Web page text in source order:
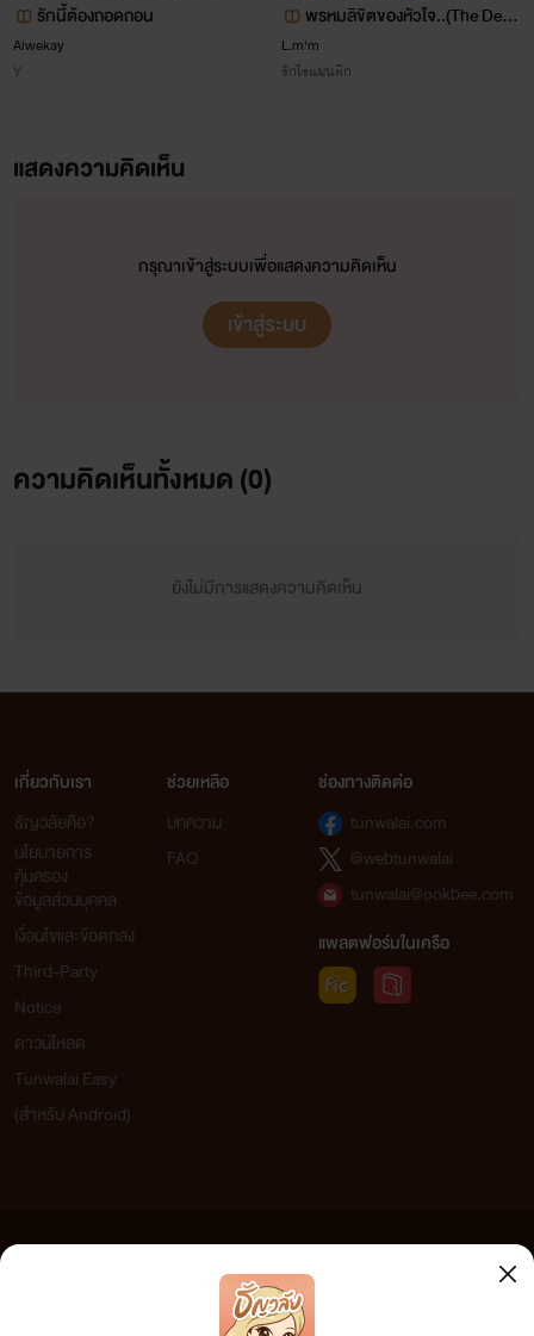
รักนี้ต้องถอดถอน
Aiwekay
Y
พรหมลิขิตของหัวใจ..(The Desti
ny.)🌷<The end>
L.m'm
รักโรแมนติก
แสดงความคิดเห็น
กรุณาเข้าสู่ระบบเพื่อแสดงความคิดเห็น
เข้าสู่ระบบ
ความคิดเห็นทั้งหมด (0)
ยังไม่มีการแสดงความคิดเห็น
เกี่ยวกับเรา
ธัญวลัยคือ?
นโยบายการ
คุ้มครอง
ข้อมูลส่วนบุคคล
เงื่อนไขและข้อตกลง
Third-Party
Notice
ดาวน์โหลด
Tunwalai Easy
(สำหรับ Android)
ช่วยเหลือ
บทความ
FAQ
ช่องทางติดต่อ
tunwalai.com
@webtunwalai
tunwalai@ookbee.com
แพลตฟอร์มในเครือ
เว็บไซต์แห่งนี้ไม่ได้เห็นด้วยและไม่ขอรับผิดชอบต่อข้อความใดๆ ทั้งสิ้น ดังนั้นผู้อ่านทุกท่านโปรดใช้
วิจารณญาณในการกลั่นกรองด้วยตนเอง และหากท่านพบข้อความใดๆ ที่ขัดต่อกฎหมายและศีลธรรม